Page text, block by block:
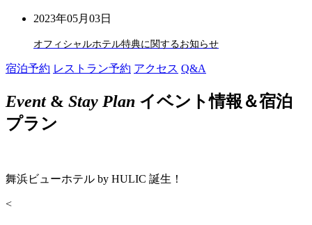
2023年05月03日
オフィシャルホテル特典に関するお知らせ
宿泊予約 レストラン予約 アクセス Q&A
Event& Stay Plan イベント情報＆宿泊
プラン
舞浜ビューホテル by HULIC 誕生！
<